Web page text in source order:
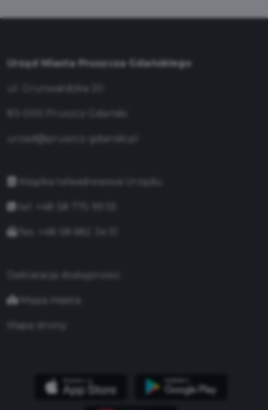
Urząd Miasta Pruszcza Gdańskiego
urzad@pruszcz-gdanski.pl
Książka teleadresowa Urzędu
Deklaracja dostępności
Mapa miasta
Mapa strony